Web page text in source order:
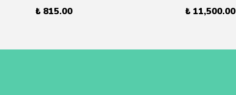
₺ 815.00 ₺ 11,500.00